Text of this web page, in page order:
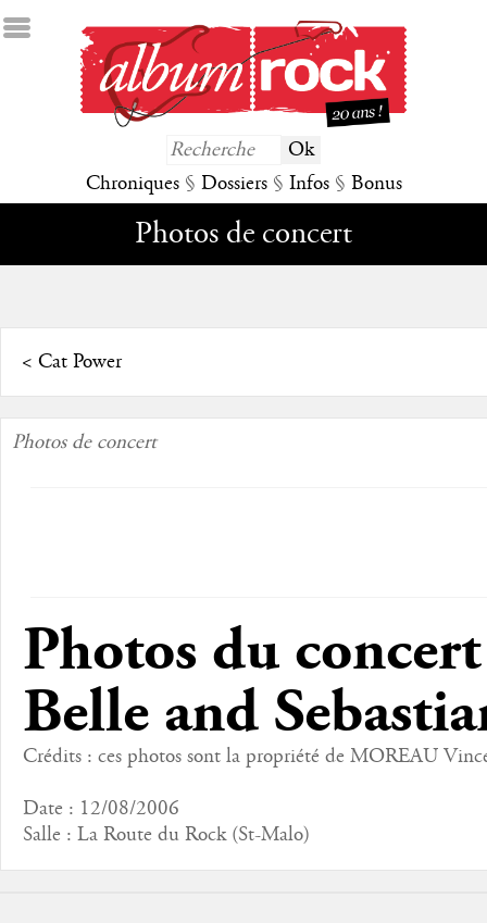
Chroniques § Dossiers § Infos § Bonus
Photos de concert
< Cat Power
Photos de concert
Photos du
Belle and
Crédits : ces photos sont la propriété de MOREAU
Date : 12/08/2006
Salle : La Route du Rock (St-Malo)